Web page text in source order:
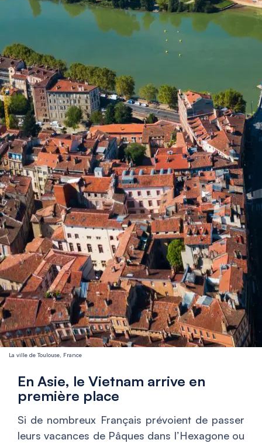
La ville de Toulouse, France
En Asie, le Vietnam arrive en
première place
Si de nombreux Français prévoient de passer
leurs vacances de Pâques dans l’Hexagone ou